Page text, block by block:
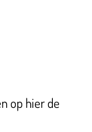
op hier de